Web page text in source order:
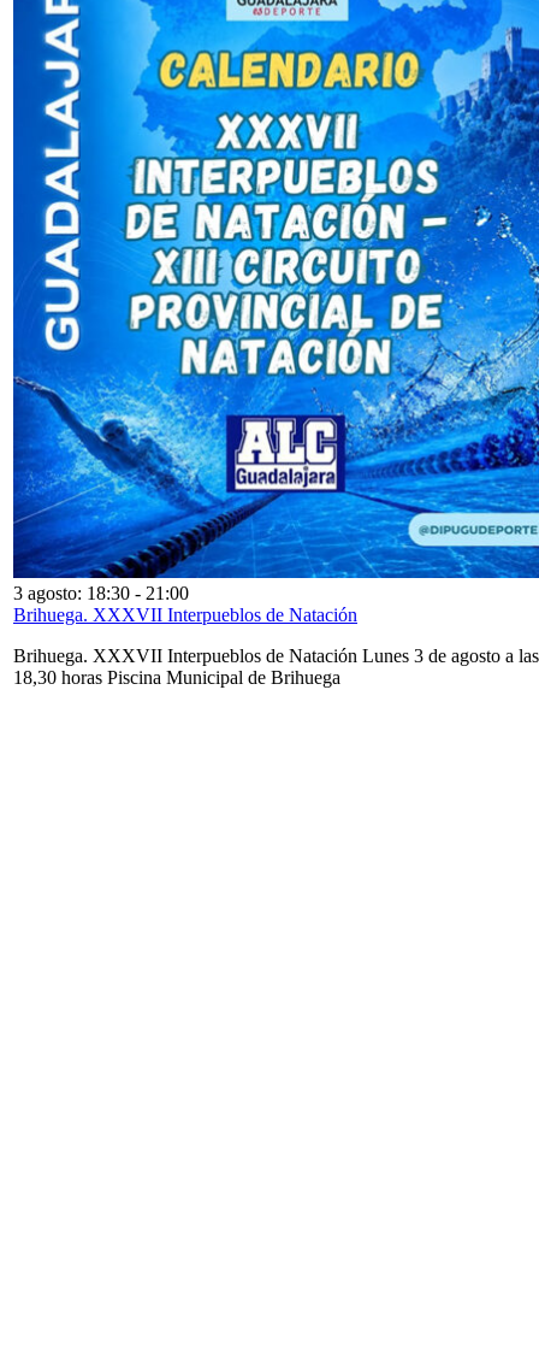
3 agosto: 18:30 - 21:00
Brihuega. XXXVII Interpueblos de Natación
Brihuega. XXXVII Interpueblos de Natación Lunes 3 de agosto a las
18,30 horas Piscina Municipal de Brihuega